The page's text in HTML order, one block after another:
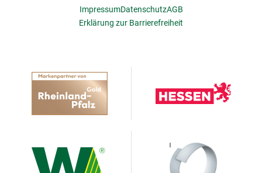
ImpressumDatenschutzAGB
Erklärung zur Barrierefreiheit